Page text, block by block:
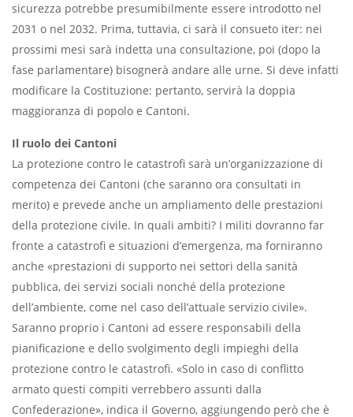
sicurezza potrebbe presumibilmente essere introdotto nel
2031 o nel 2032. Prima, tuttavia, ci sarà il consueto iter: nei
prossimi mesi sarà indetta una consultazione, poi (dopo la
fase parlamentare) bisognerà andare alle urne. Si deve infatti
modificare la Costituzione: pertanto, servirà la doppia
maggioranza di popolo e Cantoni.
Il ruolo dei Cantoni
La protezione contro le catastrofi sarà un’organizzazione di
competenza dei Cantoni (che saranno ora consultati in
merito) e prevede anche un ampliamento delle prestazioni
della protezione civile. In quali ambiti? I militi dovranno far
fronte a catastrofi e situazioni d’emergenza, ma forniranno
anche «prestazioni di supporto nei settori della sanità
pubblica, dei servizi sociali nonché della protezione
dell’ambiente, come nel caso dell’attuale servizio civile».
Saranno proprio i Cantoni ad essere responsabili della
pianificazione e dello svolgimento degli impieghi della
protezione contro le catastrofi. «Solo in caso di conflitto
armato questi compiti verrebbero assunti dalla
Confederazione», indica il Governo, aggiungendo però che è